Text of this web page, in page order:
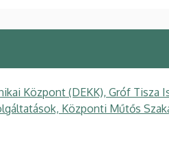
Központ (DEKK), Gróf Tisza
Központi Műtős